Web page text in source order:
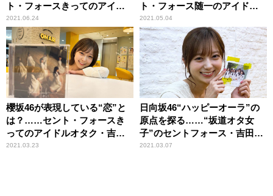
ト・フォースきってのアイド
ルオタク・吉田悠希が伝えた
い“感謝”
2021.06.24
ト・フォース随一のアイドル
オタク・吉田悠希が気づい
た“意味”
2021.05.04
櫻坂46が表現している“恋”と
は？……セント・フォースき
ってのアイドルオタク・吉田
悠希が洞察する“ストーリー”
2021.03.23
日向坂46“ハッピーオーラ”の
原点を探る……“坂道オタ女
子”のセントフォース・吉田悠
希が思索
2021.03.07